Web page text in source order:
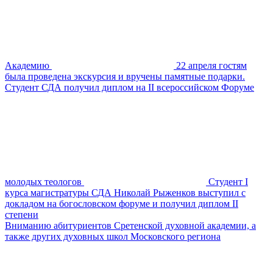
Академию
22 апреля гостям
была проведена экскурсия и вручены памятные подарки.
Студент СДА получил диплом на II всероссийском Форуме
молодых теологов
Студент I
курса магистратуры СДА Николай Рыженков выступил с
докладом на богословском форуме и получил диплом II
степени
Вниманию абитуриентов Сретенской духовной академии, а
также других духовных школ Московского региона